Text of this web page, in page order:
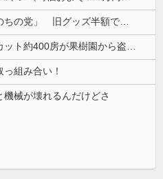
れいわ新選組の新党名は「いのちの党」 旧グッズ半額で販売 どうなる秘書給与疑惑
【悲報】今度はシャインマスカット約400房が果樹園から盗まれる 参議院議員「日本人ではないと思う」
っ組み合い！
機械が壊れるんだけどさ